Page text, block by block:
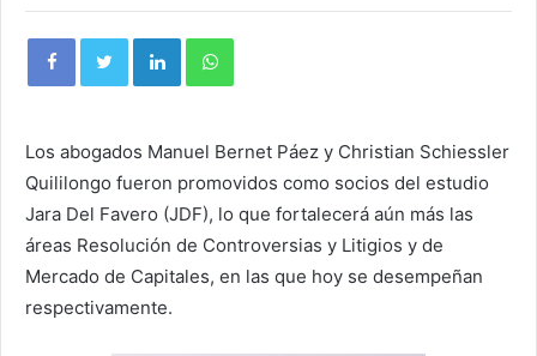
Los abogados Manuel Bernet Páez y Christian Schiessler
Quililongo fueron promovidos como socios del estudio
Jara Del Favero (JDF), lo que fortalecerá aún más las
áreas Resolución de Controversias y Litigios y de
Mercado de Capitales, en las que hoy se desempeñan
respectivamente.